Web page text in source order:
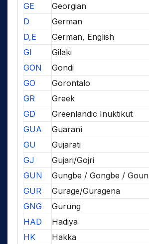
GE
Georgian
D
German
D,E
German, English
GI
Gilaki
GON
Gondi
GO
Gorontalo
GR
Greek
GD
Greenlandic Inuktikut
GUA
Guaraní
GU
Gujarati
GJ
Gujari/Gojri
GUN
Gungbe / Gongbe / Goun
GUR
Gurage/Guragena
GNG
Gurung
HAD
Hadiya
HK
Hakka